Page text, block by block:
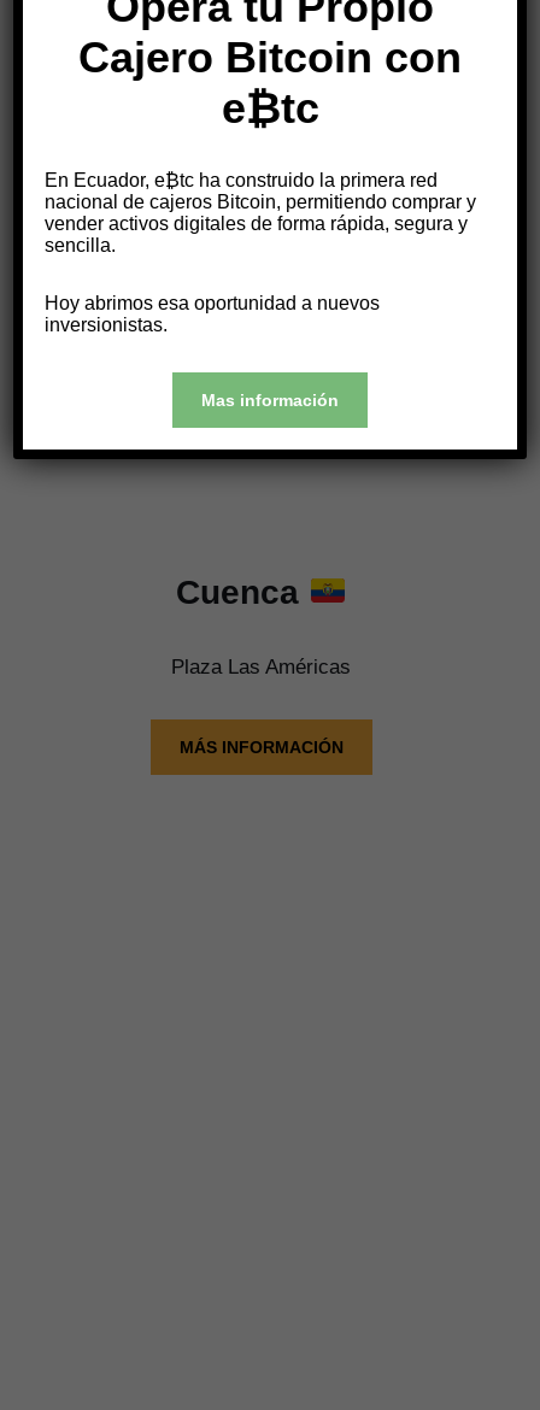
Cuenca
Plaza Las Américas
MÁS INFORMACIÓN
Cajero Bitcoin con
e₿tc
En Ecuador, e₿tc ha construido la primera red
nacional de cajeros Bitcoin, permitiendo comprar y
vender activos digitales de forma rápida, segura y
sencilla.
Hoy abrimos esa oportunidad a nuevos
inversionistas.
Mas información